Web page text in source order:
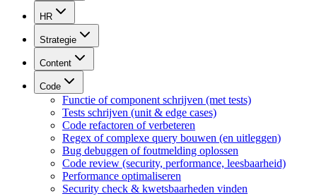
HR
Strategie
Content
Code
Functie of component schrijven (met tests)
Tests schrijven (unit & edge cases)
Code refactoren of verbeteren
Regex of complexe query bouwen (en uitleggen)
Bug debuggen of foutmelding oplossen
Code review (security, performance, leesbaarheid)
Performance optimaliseren
Security check & kwetsbaarheden vinden